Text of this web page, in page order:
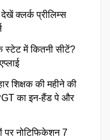
क्लर्क प्रीलिम्स
में कितनी सीटें?
शिक्षक की महीने की
का इन-हैंड पे और
पर नोटिफिकेशन 7